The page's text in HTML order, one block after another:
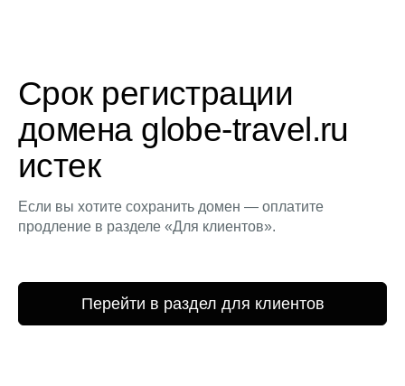
Срок регистрации
домена globe-travel.ru
истек
Если вы хотите сохранить домен — оплатите
продление в разделе «Для клиентов».
Перейти в раздел для клиентов